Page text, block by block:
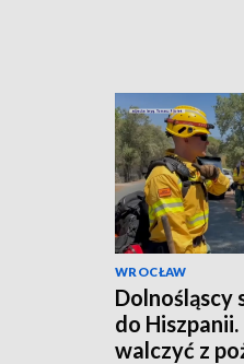
WROCŁAW
Dolnośląscy
do
walczyć z